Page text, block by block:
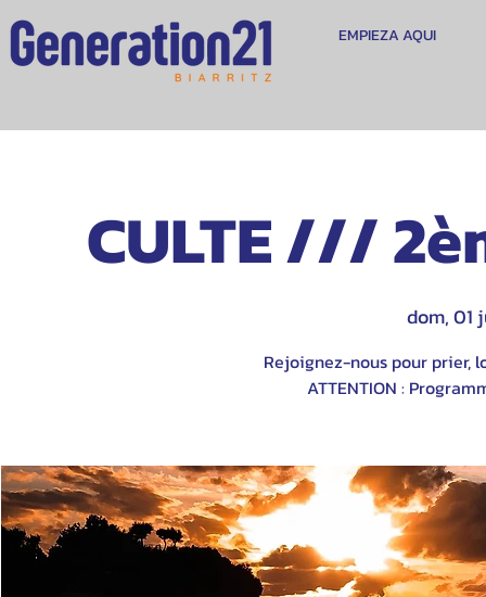
EMPIEZA AQUI
CULTE ///
dom, 01
Rejoignez-nous pour prier,
ATTENTION :